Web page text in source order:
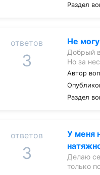
Раздел
ответов
3
Не
Добрый
Но за
Автор
Раздел
ответов
3
У меня
Делаю
только